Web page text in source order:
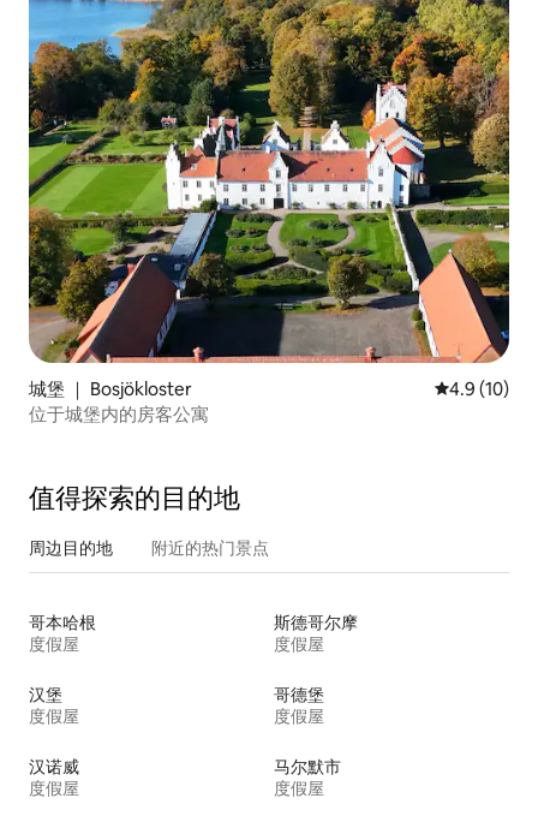
城堡 ｜ Bosjökloster 平均评分
4.9 (10)
位于城堡内的房客公寓
值得探索的目的地
周边目的地 附近的热门景点
哥本哈根
度假屋
斯德哥尔摩
度假屋
汉堡
度假屋
哥德堡
度假屋
汉诺威
度假屋
马尔默市
度假屋